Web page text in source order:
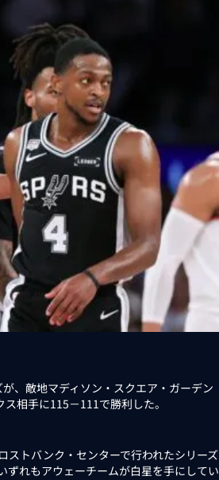
、敵地マディソン・スクエア・ガーデン
相手に115－111で勝利した。
トバンク・センターで行われたシリーズ
ずれもアウェーチームが白星を手にしてい